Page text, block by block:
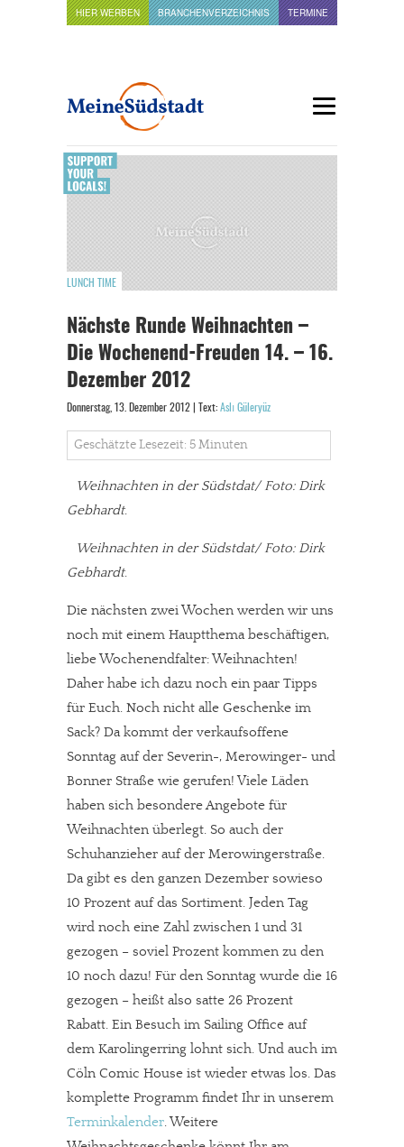
HIER WERBEN BRANCHENVERZEICHNIS TERMINE
LUNCH TIME
Nächste Runde Weihnachten –
Die Wochenend-Freuden 14. – 16.
Dezember 2012
Donnerstag, 13. Dezember 2012 | Text: Aslı Güleryüz
Geschätzte Lesezeit: 5 Minuten
Weihnachten in der Südstdat/ Foto: Dirk
Gebhardt.
Weihnachten in der Südstdat/ Foto: Dirk
Gebhardt.
Die nächsten zwei Wochen werden wir uns
noch mit einem Hauptthema beschäftigen,
liebe Wochenendfalter: Weihnachten!
Daher habe ich dazu noch ein paar Tipps
für Euch. Noch nicht alle Geschenke im
Sack? Da kommt der verkaufsoffene
Sonntag auf der Severin-, Merowinger- und
Bonner Straße wie gerufen! Viele Läden
haben sich besondere Angebote für
Weihnachten überlegt. So auch der
Schuhanzieher auf der Merowingerstraße.
Da gibt es den ganzen Dezember sowieso
10 Prozent auf das Sortiment. Jeden Tag
wird noch eine Zahl zwischen 1 und 31
gezogen – soviel Prozent kommen zu den
10 noch dazu! Für den Sonntag wurde die 16
gezogen – heißt also satte 26 Prozent
Rabatt. Ein Besuch im Sailing Office auf
dem Karolingerring lohnt sich. Und auch im
Cöln Comic House ist wieder etwas los. Das
komplette Programm findet Ihr in unserem
Terminkalender. Weitere